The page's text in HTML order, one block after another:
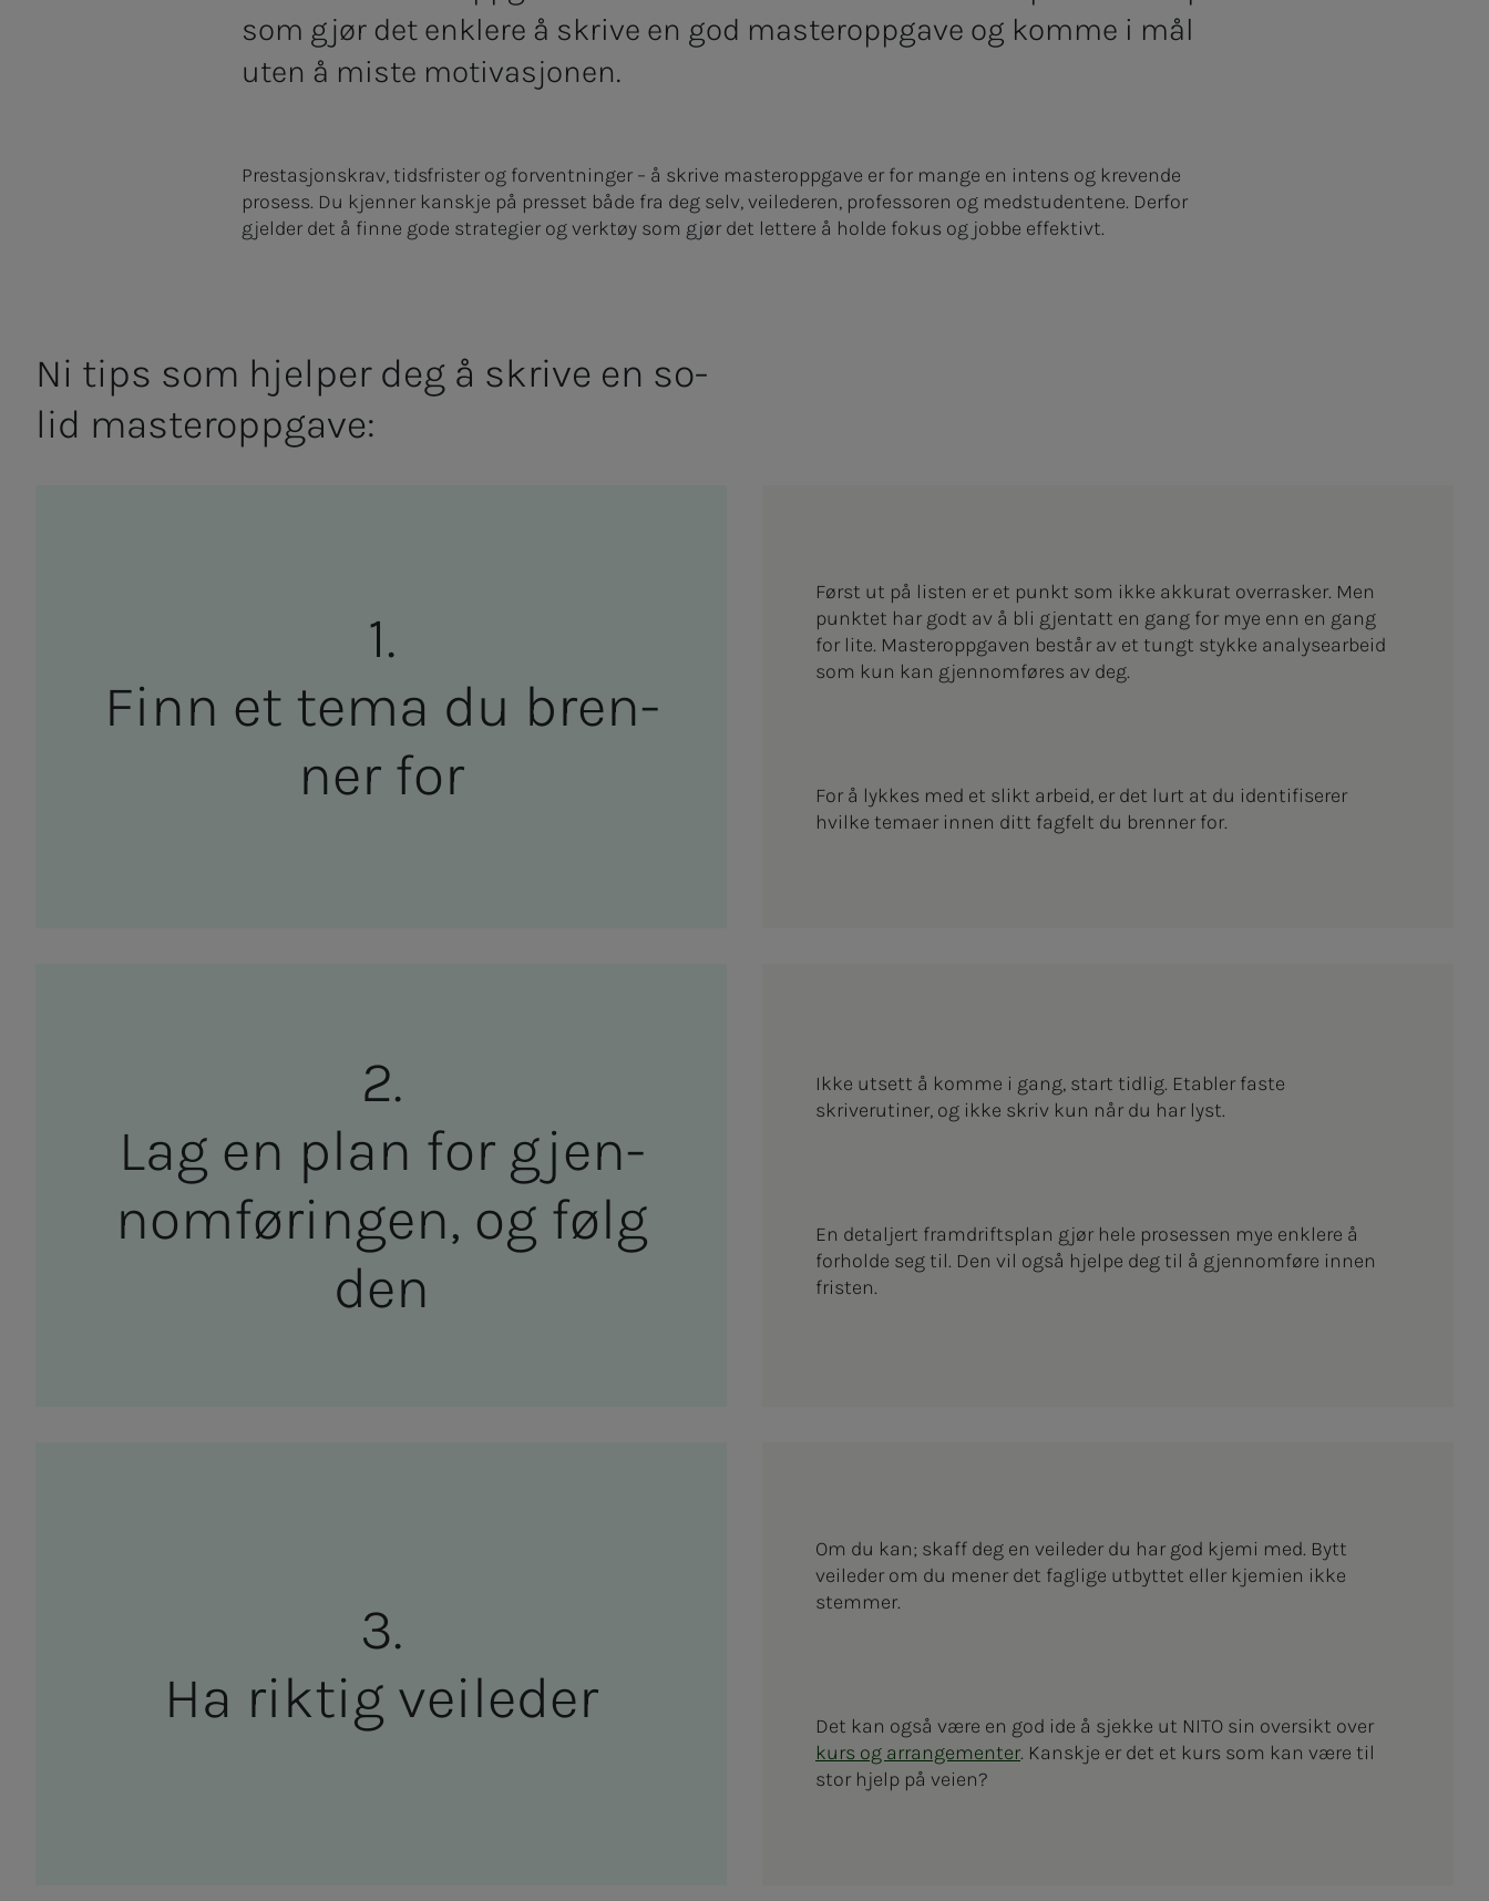
som gjør det enklere å skrive en god masteroppgave og komme i mål
uten å miste motivasjonen.
Prestasjonskrav, tidsfrister og forventninger – å skrive masteroppgave er for mange en intens og krevende
prosess. Du kjenner kanskje på presset både fra deg selv, veilederen, professoren og medstudentene. Derfor
gjelder det å finne gode strategier og verktøy som gjør det lettere å holde fokus og jobbe effektivt.
Ni tips som hjel­­­per deg å skri­­­ve en so­­­
lid mas­­­ter­opp­­­ga­­­ve:
Finn et tema du bren­­­
ner for
Først ut på listen er et punkt som ikke akkurat overrasker. Men
punktet har godt av å bli gjentatt en gang for mye enn en gang
for lite. Masteroppgaven består av et tungt stykke analysearbeid
som kun kan gjennomføres av deg.
For å lykkes med et slikt arbeid, er det lurt at du identifiserer
hvilke temaer innen ditt fagfelt du brenner for.
Lag en plan for gjen­­­­­
nom­­­fø­rin­­­gen, og følg
den
Ikke utsett å komme i gang, start tidlig. Etabler faste
skriverutiner, og ikke skriv kun når du har lyst.
En detaljert framdriftsplan gjør hele prosessen mye enklere å
forholde seg til. Den vil også hjelpe deg til å gjennomføre innen
fristen.
Ha rik­­­tig vei­­­le­­­der
Om du kan; skaff deg en veileder du har god kjemi med. Bytt
veileder om du mener det faglige utbyttet eller kjemien ikke
stemmer.
Det kan også være en god ide å sjekke ut NITO sin oversikt over
kurs og arrangementer. Kanskje er det et kurs som kan være til
stor hjelp på veien?